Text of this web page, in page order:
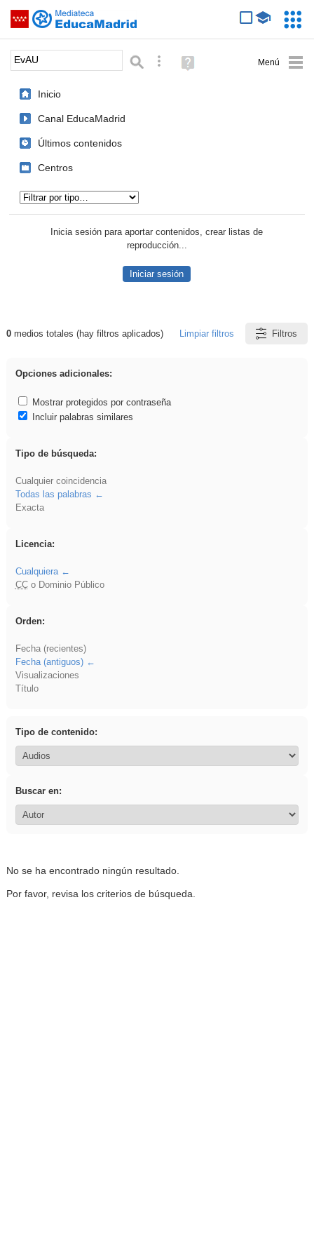
Saltar navegación
Palabra o frase: Búsqueda avanzada
Ayuda
(en
Inicio
Canal EducaMadrid
Últimos contenidos
Centros
Inicia sesión para aportar contenidos, crear listas de
reproducción...
Iniciar sesión
Resultados de: EvAU
0medios totales (hay filtros aplicados) Limpiar filtros Filtros
Opciones adicionales:
Mostrar protegidos por contraseña
Incluir palabras similares
Tipo de búsqueda:
Cualquier coincidencia
Todas las palabras
Exacta
Licencia:
Cualquiera
CCo Dominio Público
Orden:
Fecha (recientes)
Fecha (antiguos)
Visualizaciones
Título
Tipo de contenido:
Buscar en:
No se ha encontrado ningún resultado.
Por favor, revisa los criterios de búsqueda.